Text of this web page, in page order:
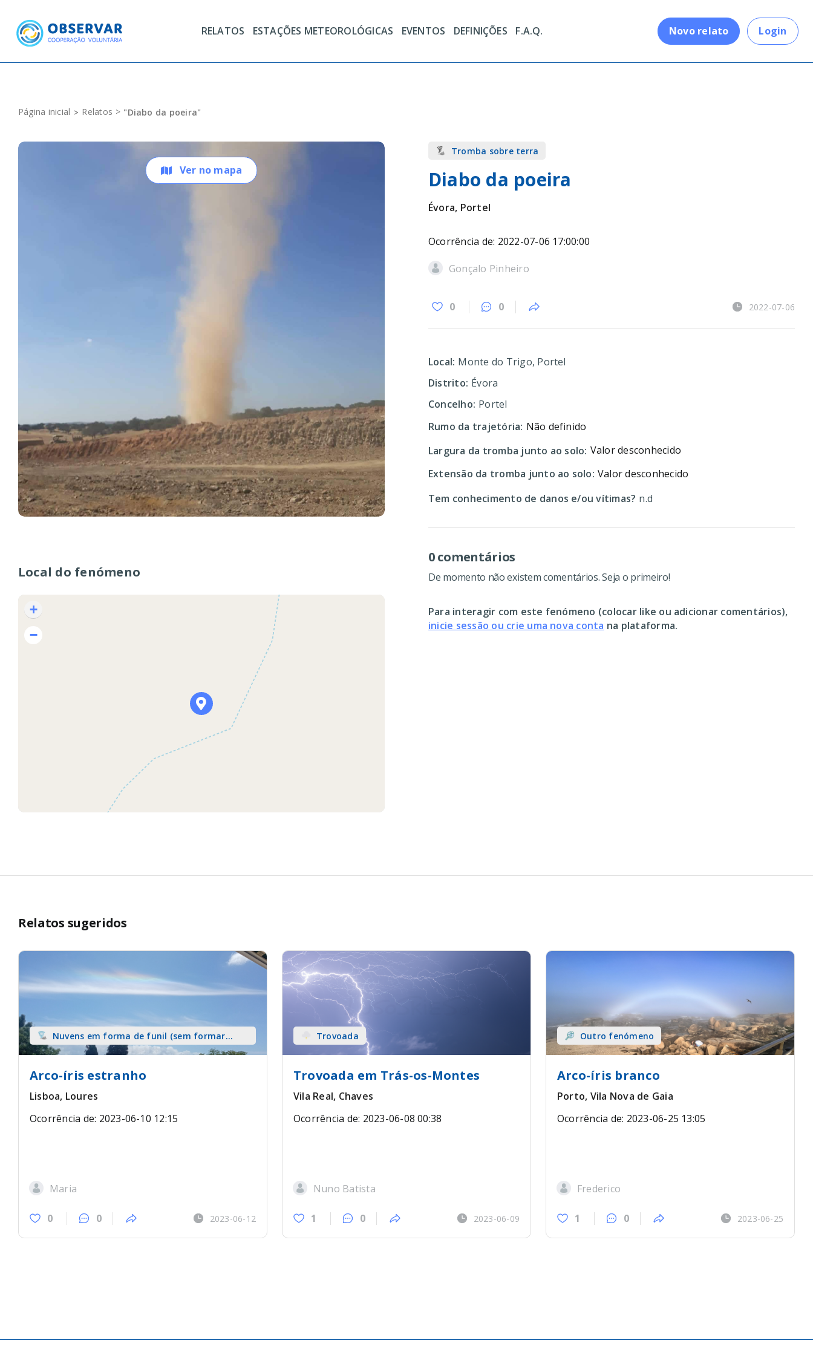
content
RELATOS ESTAÇÕES METEOROLÓGICAS EVENTOS DEFINIÇÕES F.A.Q. Novo relato Login
Página inicial Relatos "Diabo da poeira"
Ver no mapa
Local do fenómeno
+
−
Tromba sobre terra
Diabo da poeira
Évora, Portel
Ocorrência de: 2022-07-06 17:00:00
Gonçalo Pinheiro
0 0 2022-07-06
Local: Monte do Trigo, Portel
Distrito: Évora
Concelho: Portel
Rumo da trajetória: Não definido
Largura da tromba junto ao solo: Valor desconhecido
Extensão da tromba junto ao solo: Valor desconhecido
Tem conhecimento de danos e/ou vítimas? n.d
0 comentários
De momento não existem comentários. Seja o primeiro!
Para interagir com este fenómeno (colocar like ou adicionar comentários),
inicie sessão ou crie uma nova conta na plataforma.
Relatos sugeridos
Nuvens em forma de funil (sem formar
tromba) sobre terra
Arco-íris estranho
Lisboa, Loures
Ocorrência de: 2023-06-10 12:15
Maria
0 0 2023-06-12
Trovoada
Trovoada em Trás-os-Montes
Vila Real, Chaves
Ocorrência de: 2023-06-08 00:38
Nuno Batista
1 0 2023-06-09
Outro fenómeno
Arco-íris branco
Porto, Vila Nova de Gaia
Ocorrência de: 2023-06-25 13:05
Frederico
1 0 2023-06-25